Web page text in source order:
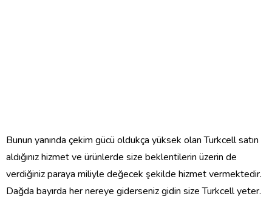
Bunun yanında çekim gücü oldukça yüksek olan Turkcell satın
aldığınız hizmet ve ürünlerde size beklentilerin üzerin de
verdiğiniz paraya miliyle değecek şekilde hizmet vermektedir.
Dağda bayırda her nereye giderseniz gidin size Turkcell yeter.